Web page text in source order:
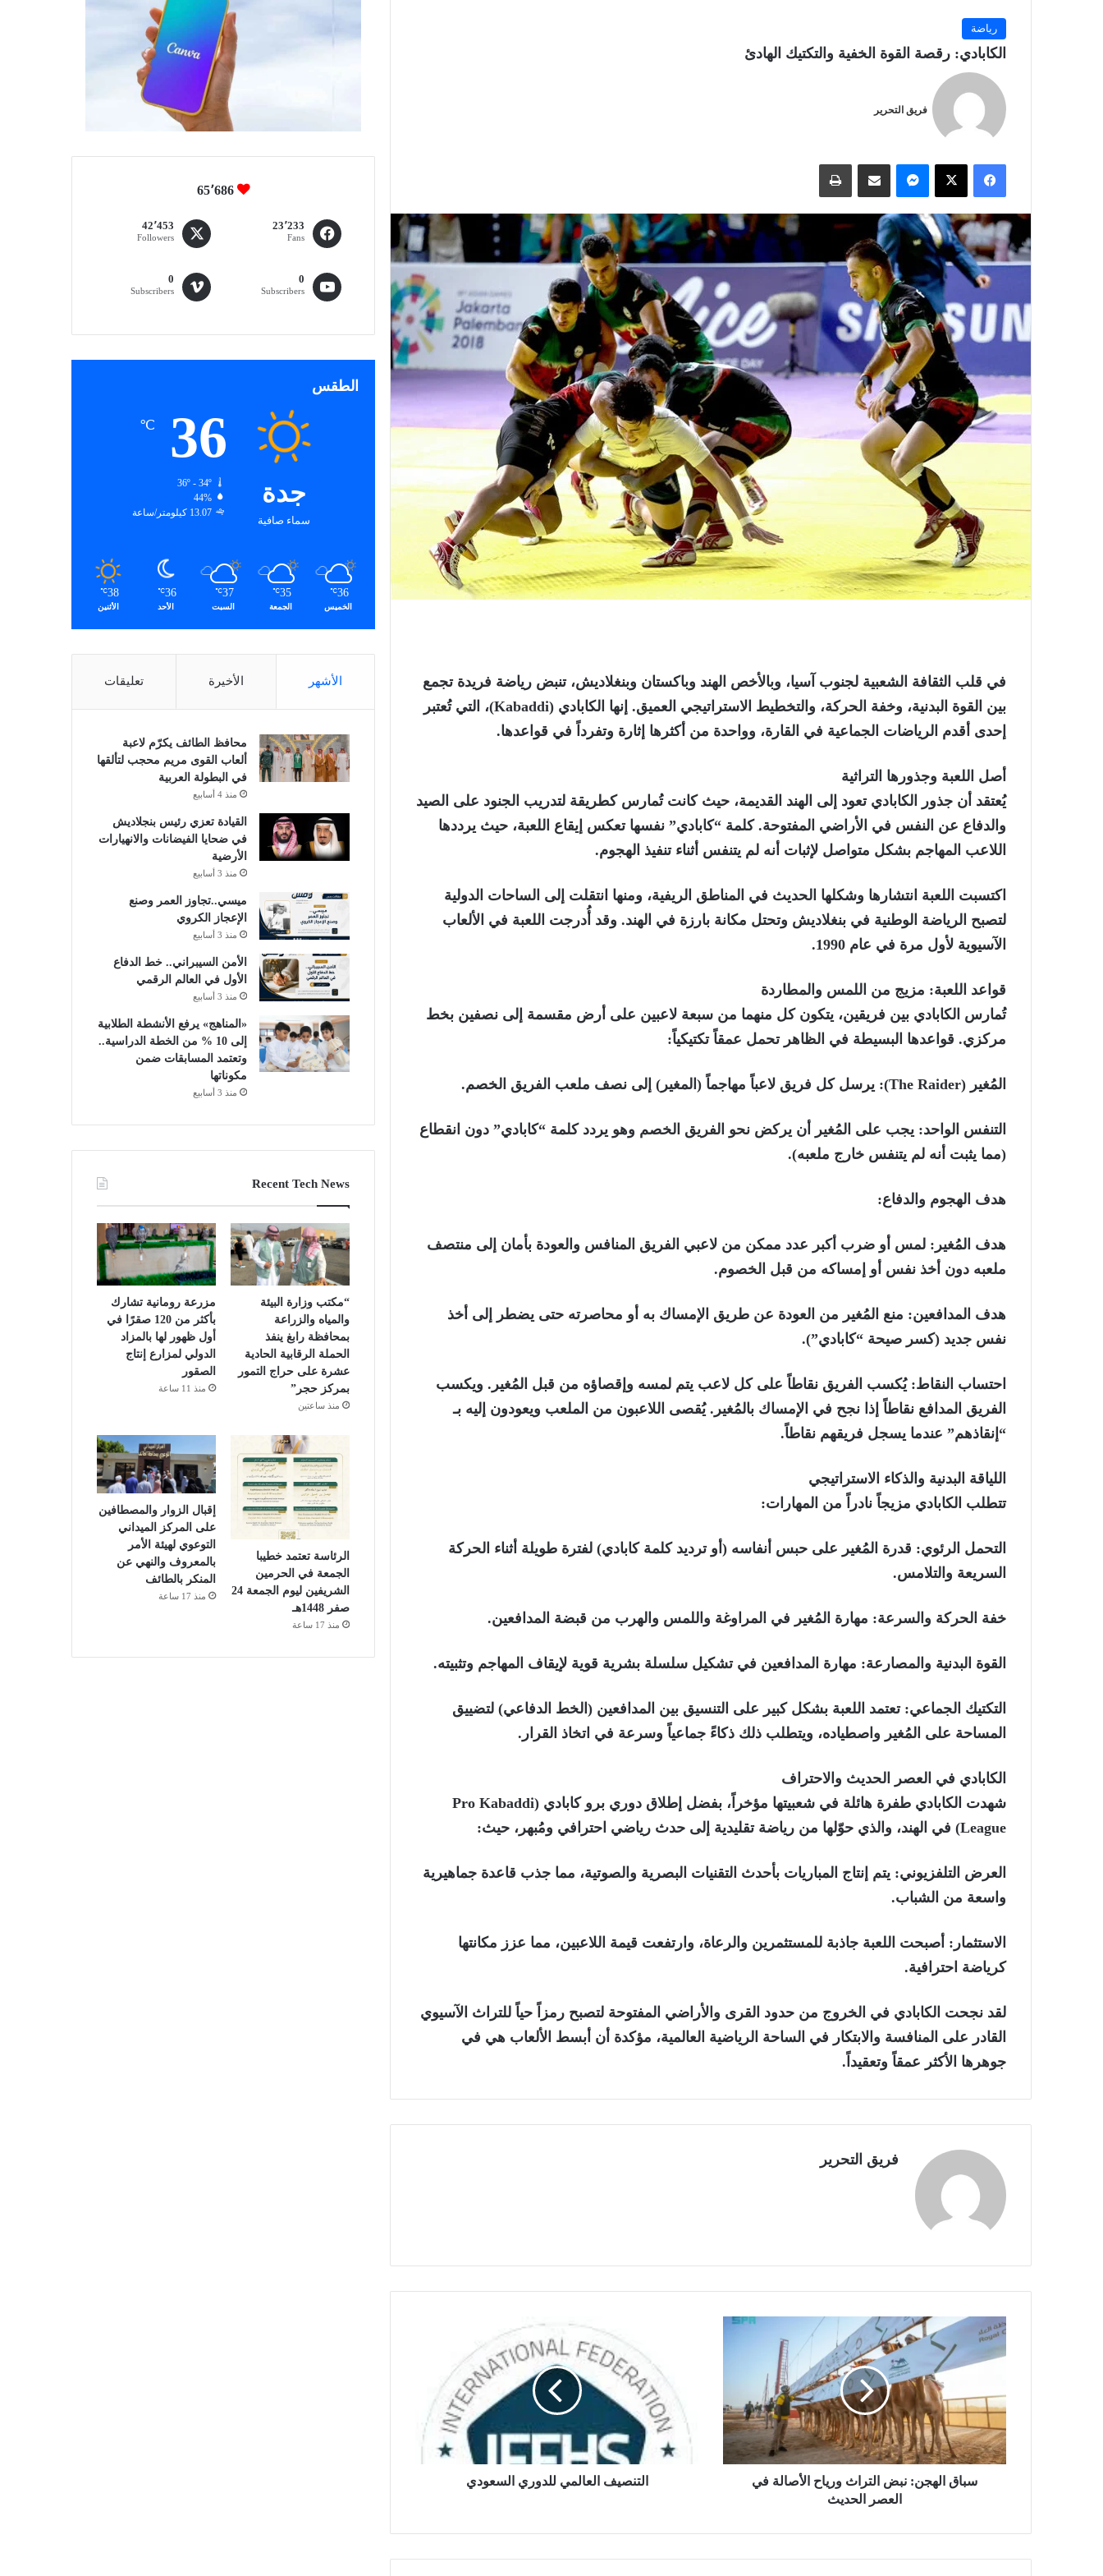
رياضة
الكابادي: رقصة القوة الخفية والتكتيك الهادئ
فريق التحرير
فيسبوك ‫X
في قلب الثقافة الشعبية لجنوب آسيا، وبالأخص الهند وباكستان وبنغلاديش، تنبض رياضة فريدة تجمع
بين القوة البدنية، وخفة الحركة، والتخطيط الاستراتيجي العميق. إنها الكابادي (Kabaddi)، التي تُعتبر
إحدى أقدم الرياضات الجماعية في القارة، وواحدة من أكثرها إثارة وتفرداً في قواعدها.
أصل اللعبة وجذورها التراثية
يُعتقد أن جذور الكابادي تعود إلى الهند القديمة، حيث كانت تُمارس كطريقة لتدريب الجنود على الصيد
والدفاع عن النفس في الأراضي المفتوحة. كلمة “كابادي” نفسها تعكس إيقاع اللعبة، حيث يرددها
اللاعب المهاجم بشكل متواصل لإثبات أنه لم يتنفس أثناء تنفيذ الهجوم.
اكتسبت اللعبة انتشارها وشكلها الحديث في المناطق الريفية، ومنها انتقلت إلى الساحات الدولية
لتصبح الرياضة الوطنية في بنغلاديش وتحتل مكانة بارزة في الهند. وقد أُدرجت اللعبة في الألعاب
الآسيوية لأول مرة في عام 1990.
قواعد اللعبة: مزيج من اللمس والمطاردة
تُمارس الكابادي بين فريقين، يتكون كل منهما من سبعة لاعبين على أرض مقسمة إلى نصفين بخط
مركزي. قواعدها البسيطة في الظاهر تحمل عمقاً تكتيكياً:
المُغير (The Raider): يرسل كل فريق لاعباً مهاجماً (المغير) إلى نصف ملعب الفريق الخصم.
التنفس الواحد: يجب على المُغير أن يركض نحو الفريق الخصم وهو يردد كلمة “كابادي” دون انقطاع
(مما يثبت أنه لم يتنفس خارج ملعبه).
هدف الهجوم والدفاع:
هدف المُغير : لمس أو ضرب أكبر عدد ممكن من لاعبي الفريق المنافس والعودة بأمان إلى منتصف
ملعبه دون أخذ نفس أو إمساكه من قبل الخصوم.
هدف المدافعين: منع المُغير من العودة عن طريق الإمساك به أو محاصرته حتى يضطر إلى أخذ
نفس جديد (كسر صيحة “كابادي”).
احتساب النقاط: يُكسب الفريق نقاطاً على كل لاعب يتم لمسه وإقصاؤه من قبل المُغير. ويكسب
الفريق المدافع نقاطاً إذا نجح في الإمساك بالمُغير. يُقصى اللاعبون من الملعب ويعودون إليه بـ
“إنقاذهم” عندما يسجل فريقهم نقاطاً.
اللياقة البدنية والذكاء الاستراتيجي
تتطلب الكابادي مزيجاً نادراً من المهارات:
التحمل الرئوي: قدرة المُغير على حبس أنفاسه (أو ترديد كلمة كابادي) لفترة طويلة أثناء الحركة
السريعة والتلامس.
خفة الحركة والسرعة: مهارة المُغير في المراوغة واللمس والهرب من قبضة المدافعين.
القوة البدنية والمصارعة: مهارة المدافعين في تشكيل سلسلة بشرية قوية لإيقاف المهاجم وتثبيته.
التكتيك الجماعي: تعتمد اللعبة بشكل كبير على التنسيق بين المدافعين (الخط الدفاعي) لتضييق
المساحة على المُغير واصطياده، ويتطلب ذلك ذكاءً جماعياً وسرعة في اتخاذ القرار.
الكابادي في العصر الحديث والاحتراف
شهدت الكابادي طفرة هائلة في شعبيتها مؤخراً، بفضل إطلاق دوري برو كابادي (Pro Kabaddi
League) في الهند، والذي حوّلها من رياضة تقليدية إلى حدث رياضي احترافي ومُبهر، حيث:
العرض التلفزيوني: يتم إنتاج المباريات بأحدث التقنيات البصرية والصوتية، مما جذب قاعدة جماهيرية
واسعة من الشباب.
الاستثمار: أصبحت اللعبة جاذبة للمستثمرين والرعاة، وارتفعت قيمة اللاعبين، مما عزز مكانتها
كرياضة احترافية.
لقد نجحت الكابادي في الخروج من حدود القرى والأراضي المفتوحة لتصبح رمزاً حياً للتراث الآسيوي
القادر على المنافسة والابتكار في الساحة الرياضية العالمية، مؤكدة أن أبسط الألعاب هي في
جوهرها الأكثر عمقاً وتعقيداً.
فريق التحرير
س
ا
ا
ل
ه
ج
ن
ض
سباق الهجن: نبض التراث ورياح الأصالة في
العصر الحديث
ف
م
التنصيف العالمي للدوري السعودي
65٬686
23٬233
Fans
42٬453
Followers
0
Subscribers
0
Subscribers
الطقس
جدة
سماء صافية
36
℃
36º - 34º
44%
13.07 كيلومتر/ساعة
36
℃
الخميس
35
℃
الجمعة
37
℃
السبت
36
℃
الأحد
38
℃
الأثنين
الأشهر الأخيرة تعليقات
محافظ الطائف يكرّم لاعبة
ألعاب القوى مريم محجب لتألقها
في البطولة العربية
منذ 4 أسابيع
القيادة تعزي رئيس بنجلاديش
في ضحايا الفيضانات والانهيارات
الأرضية
منذ 3 أسابيع
ميسي..تجاوز العمر وصنع
الإعجاز الكروي
منذ 3 أسابيع
الأمن السيبراني.. خط الدفاع
الأول في العالم الرقمي
منذ 3 أسابيع
«المناهج» يرفع الأنشطة الطلابية
إلى 10 % من الخطة الدراسية..
وتعتمد المسابقات ضمن
مكوناتها
منذ 3 أسابيع
Recent Tech News
“مكتب وزارة البيئة
والمياه والزراعة
بمحافظة رابغ ينفذ
الحملة الرقابية الحادية
عشرة على حراج التمور
بمركز حجر”
منذ ساعتين
مزرعة رومانية تشارك
بأكثر من 120 صقرًا في
أول ظهور لها بالمزاد
الدولي لمزارع إنتاج
الصقور
منذ 11 ساعة
الرئاسة تعتمد خطيبا
الجمعة في الحرمين
الشريفين ليوم الجمعة 24
صفر 1448هـ
منذ 17 ساعة
إقبال الزوار والمصطافين
على المركز الميداني
التوعوي لهيئة الأمر
بالمعروف والنهي عن
المنكر بالطائف
منذ 17 ساعة